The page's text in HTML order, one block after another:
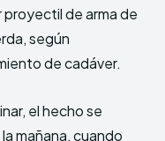
proyectil de arma de
según
de cadáver.
el hecho se
mañana, cuando